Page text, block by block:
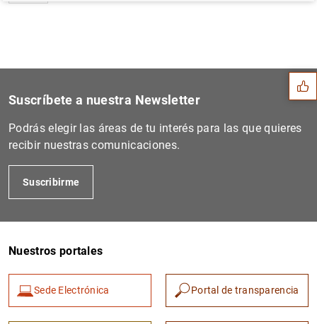
Sugerencias
1 2
Suscríbete a nuestra Newsletter
Podrás elegir las áreas de tu interés para las que quieres
recibir nuestras comunicaciones.
Suscribirme
Nuestros portales
Sede Electrónica Portal de transparencia